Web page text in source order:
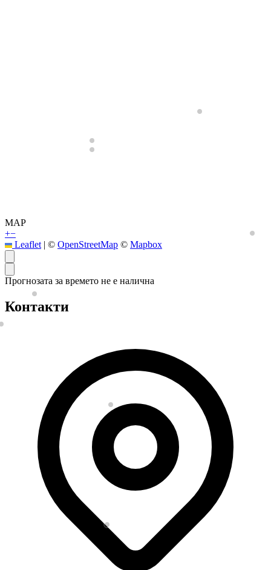
MAP
+−
Leaflet | © OpenStreetMap © Mapbox
Прогнозата за времето не е налична
Контакти